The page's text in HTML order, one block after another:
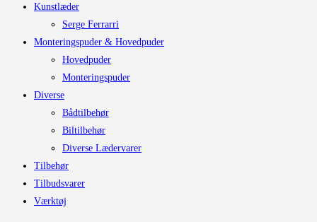
Kunstlæder
Serge Ferrarri
Monteringspuder & Hovedpuder
Hovedpuder
Monteringspuder
Diverse
Bådtilbehør
Biltilbehør
Diverse Lædervarer
Tilbehør
Tilbudsvarer
Værktøj